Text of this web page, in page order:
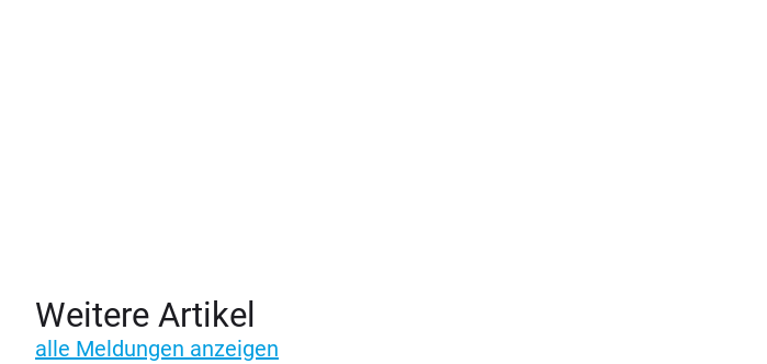
Weitere Artikel
alle Meldungen anzeigen